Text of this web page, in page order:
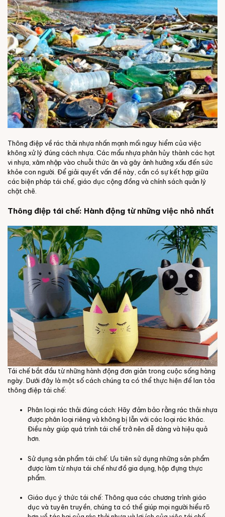
Thông điệp về rác thải nhựa nhấn mạnh mối nguy hiểm của việc
không xử lý đúng cách nhựa. Các mẩu nhựa phân hủy thành các hạt
vi nhựa, xâm nhập vào chuỗi thức ăn và gây ảnh hưởng xấu đến sức
khỏe con người. Để giải quyết vấn đề này, cần có sự kết hợp giữa
các biện pháp tái chế, giáo dục cộng đồng và chính sách quản lý
chặt chẽ.
Thông điệp tái chế: Hành động từ những việc nhỏ nhất
Tái chế bắt đầu từ những hành động đơn giản trong cuộc sống hàng
ngày. Dưới đây là một số cách chúng ta có thể thực hiện để lan tỏa
thông điệp tái chế:
Phân loại rác thải đúng cách: Hãy đảm bảo rằng rác thải nhựa
được phân loại riêng và không bị lẫn với các loại rác khác.
Điều này giúp quá trình tái chế trở nên dễ dàng và hiệu quả
hơn.
Sử dụng sản phẩm tái chế: Ưu tiên sử dụng những sản phẩm
được làm từ nhựa tái chế như đồ gia dụng, hộp đựng thực
phẩm.
Giáo dục ý thức tái chế: Thông qua các chương trình giáo
dục và tuyên truyền, chúng ta có thể giúp mọi người hiểu rõ